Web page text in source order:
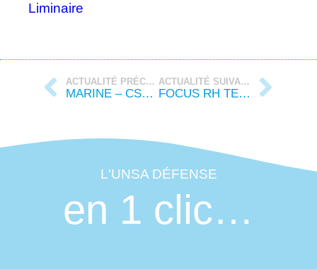
Liminaire
ACTUALITÉ PRÉCÉDENTE
MARINE – CSA DE RÉSEAU – DÉCLARATION LIMINAIRE DU 10 DÉCEMBRE 2025
ACTUALITÉ SUIVANTE
FOCUS RH TERRE ANNÉE 2025
L'UNSA DÉFENSE
en 1 clic…